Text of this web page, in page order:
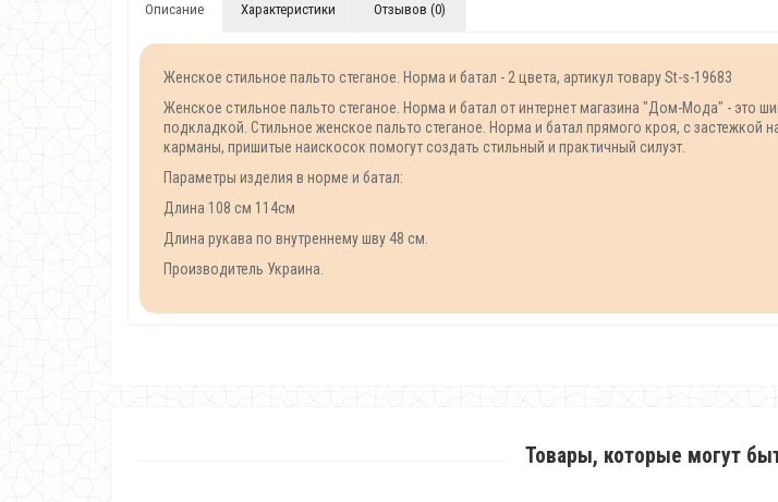
Описание Характеристики Отзывов (0)
Женское стильное пальто стеганое. Норма и батал - 2 цвета, артикул товару St-s-19683
Женское стильное пальто стеганое. Норма и батал от интернет магазина "Дом-Мода" - это
подкладкой. Стильное женское пальто стеганое. Норма и батал прямого кроя, с
карманы, пришитые наискосок помогут создать стильный и практичный силуэт.
Параметры изделия в норме и батал:
Длина 108 см 114см
Длина рукава по внутреннему шву 48 см.
Производитель Украина.
Товары, которые могут